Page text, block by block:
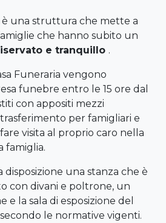
è una struttura che mette a
che hanno subito un
e tranquillo .
Funeraria vengono
funebre entro le 15 ore dal
con appositi mezzi
per famigliari e
visita al proprio caro nella
famiglia.
disposizione una stanza che è
con divani e poltrone, un
e la sala di esposizione del
le normative vigenti.